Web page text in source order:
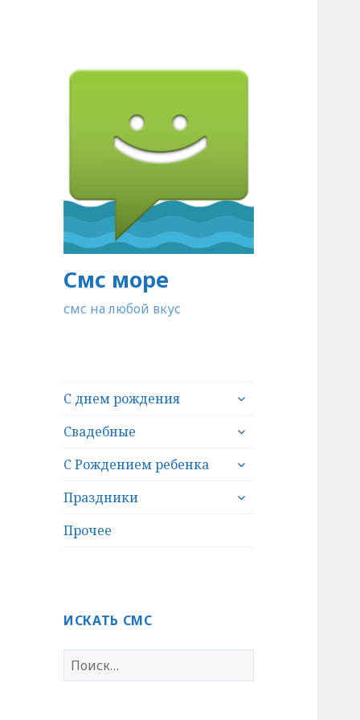
Смс море
смс на любой вкус
С днем рождения
раскрыть
меню
Свадебные
раскрыть
меню
С Рождением ребенка
раскрыть
меню
Праздники
раскрыть
Прочее
ИСКАТЬ СМС
Н
а